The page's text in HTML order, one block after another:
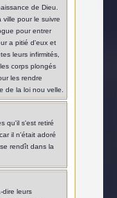
de Dieu.
pour le suivre
pour entrer
a pitié d'eux et
leurs infirmités,
corps plongés
les rendre
de la loi nou velle.
qu'il s'est retiré
il n'était adoré
rendît dans la
dire leurs